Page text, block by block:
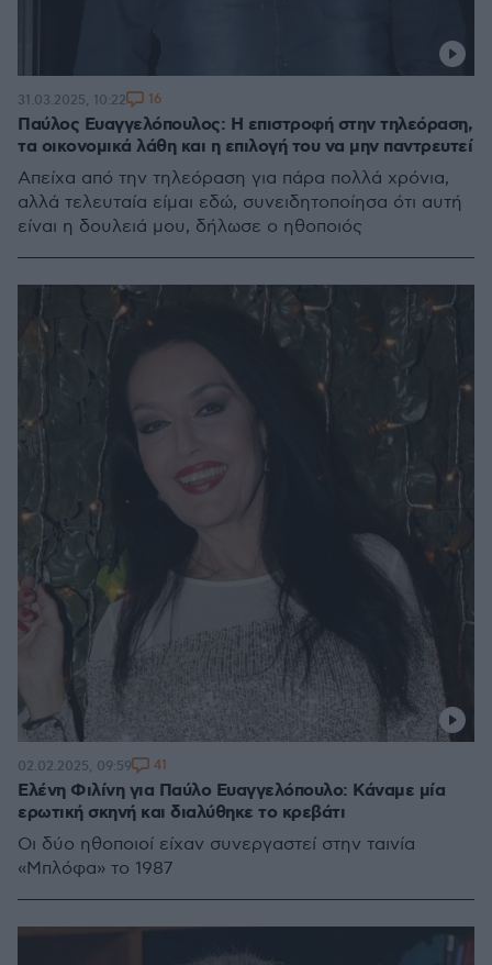
Παύλος Ευαγγελόπουλος: Η επιστροφή στην τηλεόραση,
τα οικονομικά λάθη και η επιλογή του να μην παντρευτεί
Απείχα από την τηλεόραση για πάρα πολλά χρόνια,
αλλά τελευταία είμαι εδώ, συνειδητοποίησα ότι αυτή
είναι η δουλειά μου, δήλωσε ο ηθοποιός
31.03.2025, 10:22 16
Ελένη Φιλίνη για Παύλο Ευαγγελόπουλο: Κάναμε μία
ερωτική σκηνή και διαλύθηκε το κρεβάτι
Οι δύο ηθοποιοί είχαν συνεργαστεί στην ταινία
«Μπλόφα» το 1987
02.02.2025, 09:59 41